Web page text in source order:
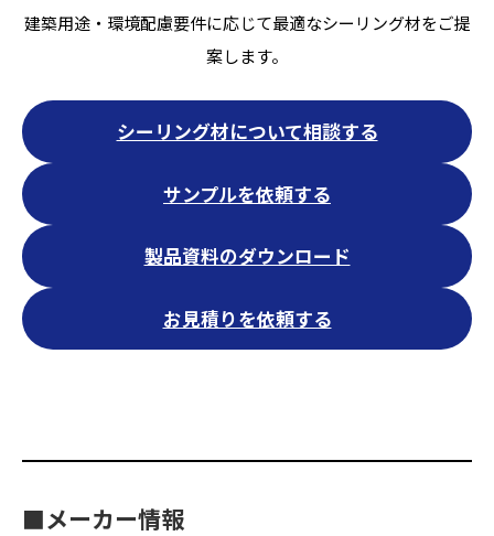
建築用途・環境配慮要件に応じて最適なシーリング材をご提
案します。
シーリング材について相談する
サンプルを依頼する
製品資料のダウンロード
お見積りを依頼する
■メーカー情報